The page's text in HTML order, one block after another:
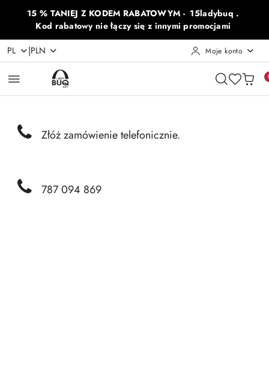
Przejdź do treści głównej
Przejdź do wyszukiwarki
Przejdź do moje konto
Przejdź do menu głównego
Przejdź do opisu produktu
Przejdź do stopki
15 % TANIEJ Z KODEM RABATOWYM - 15ladybuq .
Kod rabatowy nie łączy się z innymi promocjami
PL |PLN Moje konto
Złóż zamówienie telefonicznie.
787 094 869